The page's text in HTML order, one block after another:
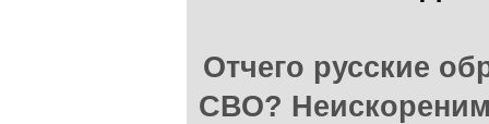
Отчего русские
СВО?